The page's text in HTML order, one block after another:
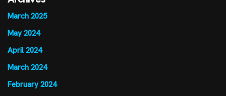
March 2025
May 2024
April 2024
March 2024
February 2024